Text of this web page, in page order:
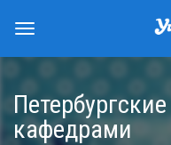
кафедрами